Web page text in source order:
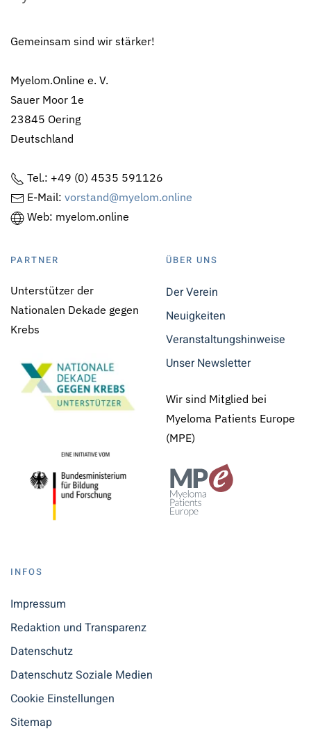
Gemeinsam sind wir stärker!
Myelom.Online e. V.
Sauer Moor 1e
23845 Oering
Deutschland
Tel.: +49 (0) 4535 591126
E-Mail: vorstand@myelom.online
Web: myelom.online
PARTNER
Unterstützer der
Nationalen Dekade gegen
Krebs
ÜBER UNS
Der Verein
Neuigkeiten
Veranstaltungshinweise
Unser Newsletter
Wir sind Mitglied bei
Myeloma Patients Europe
(MPE)
INFOS
Impressum
Redaktion und Transparenz
Datenschutz
Datenschutz Soziale Medien
Cookie Einstellungen
Sitemap